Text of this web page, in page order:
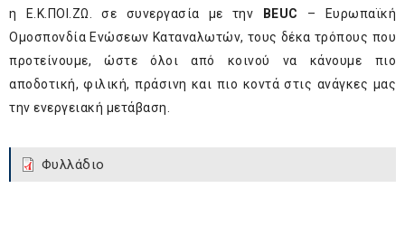
η Ε.Κ.ΠΟΙ.ΖΩ. σε συνεργασία με την
BEUC
– Ευρωπαϊκή
Ομοσπονδία Ενώσεων Καταναλωτών, τους δέκα τρόπους που
προτείνουμε, ώστε όλοι από κοινού να κάνουμε πιο
αποδοτική, φιλική, πράσινη και πιο κοντά στις ανάγκες μας
την ενεργειακή μετάβαση.
Φυλλάδιο